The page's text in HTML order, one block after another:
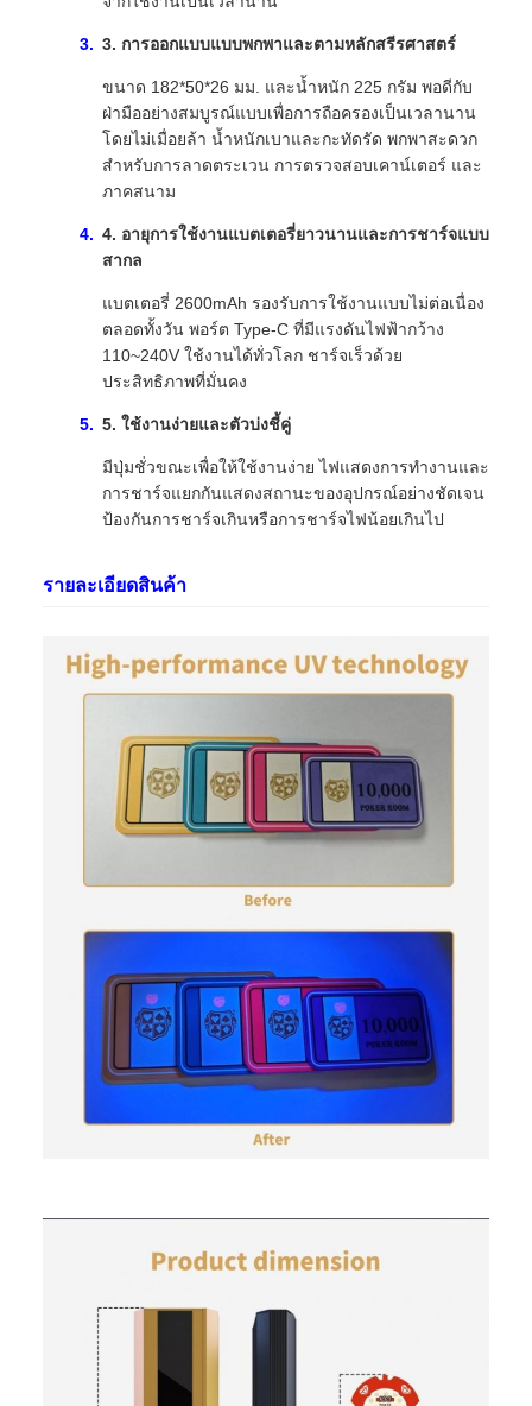
3. การออกแบบแบบพกพาและตามหลักสรีรศาสตร์
ขนาด 182*50*26 มม. และน้ำหนัก 225 กรัม พอดีกับ
ฝ่ามืออย่างสมบูรณ์แบบเพื่อการถือครองเป็นเวลานาน
โดยไม่เมื่อยล้า น้ำหนักเบาและกะทัดรัด พกพาสะดวก
สำหรับการลาดตระเวน การตรวจสอบเคาน์เตอร์ และ
ภาคสนาม
4. อายุการใช้งานแบตเตอรี่ยาวนานและการชาร์จแบบ
สากล
แบตเตอรี่ 2600mAh รองรับการใช้งานแบบไม่ต่อเนื่อง
ตลอดทั้งวัน พอร์ต Type-C ที่มีแรงดันไฟฟ้ากว้าง
110~240V ใช้งานได้ทั่วโลก ชาร์จเร็วด้วย
ประสิทธิภาพที่มั่นคง
5. ใช้งานง่ายและตัวบ่งชี้คู่
มีปุ่มชั่วขณะเพื่อให้ใช้งานง่าย ไฟแสดงการทำงานและ
การชาร์จแยกกันแสดงสถานะของอุปกรณ์อย่างชัดเจน
ป้องกันการชาร์จเกินหรือการชาร์จไฟน้อยเกินไป
รายละเอียดสินค้า